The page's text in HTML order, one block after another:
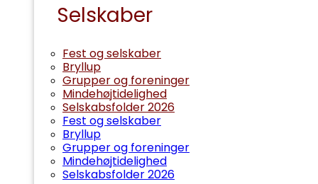
Selskaber
Fest og selskaber
Bryllup
Grupper og foreninger
Mindehøjtidelighed
Selskabsfolder 2026
Fest og selskaber
Bryllup
Grupper og foreninger
Mindehøjtidelighed
Selskabsfolder 2026